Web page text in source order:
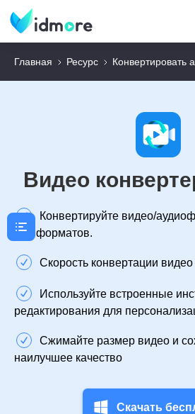
Главная Ресурс Конвертировать
Видео
Конвертируйте видео/
300 форматов.
Скорость конвертации
Используйте встроенные
редактирования для
Сжимайте размер видео и
наилучшее качество
Скачать